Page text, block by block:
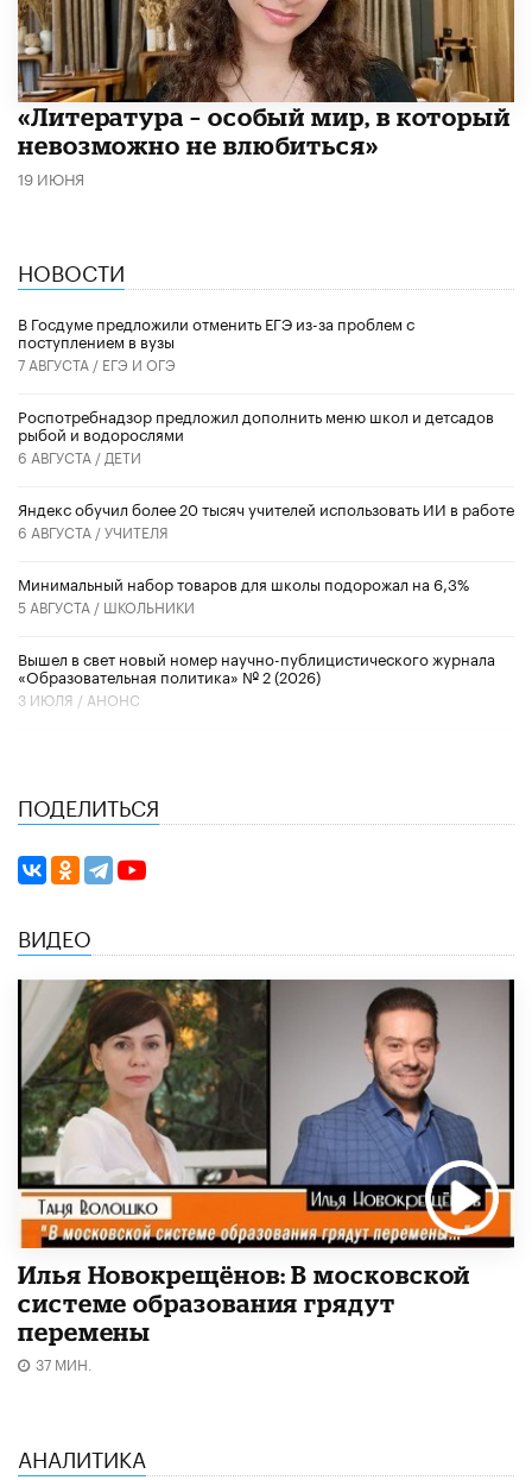
​«Литература – особый мир, в который
невозможно не влюбиться»
19 ИЮНЯ
НОВОСТИ
В Госдуме предложили отменить ЕГЭ из-за проблем с
поступлением в вузы
7 АВГУСТА / ЕГЭ И ОГЭ
Роспотребнадзор предложил дополнить меню школ и детсадов
рыбой и водорослями
6 АВГУСТА / ДЕТИ
​Яндекс обучил более 20 тысяч учителей использовать ИИ в работе
6 АВГУСТА /УЧИТЕЛЯ
Минимальный набор товаров для школы подорожал на 6,3%
5 АВГУСТА / ШКОЛЬНИКИ
Вышел в свет новый номер научно-публицистического журнала
«Образовательная политика» № 2 (2026)
3 ИЮЛЯ / АНОНС
ПОДЕЛИТЬСЯ
ВИДЕО
Илья Новокрещёнов: В московской
системе образования грядут
перемены
37 МИН.
АНАЛИТИКА